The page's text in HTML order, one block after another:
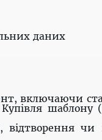
даних
включаючи
шаблону
відтворення